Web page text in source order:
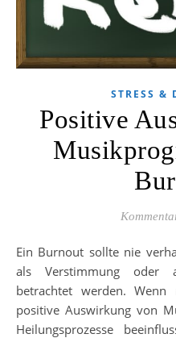
STRESS &
Positive
Ein Burnout sollte nie verharmlost werden. Oder gar nur
als Verstimmung oder
betrachtet werden.
positive Auswirkung von
Heilungsprozesse